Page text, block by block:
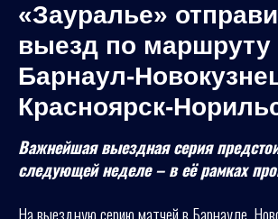
«Зауралье»
выезд по маршруту
Барнаул-
Красноярск-
Важнейшая выездная серия
следующей неделе – в её рамках